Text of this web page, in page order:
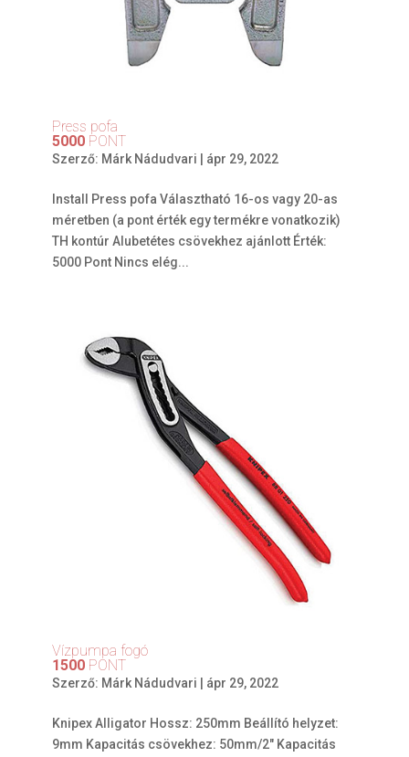
Press pofa
5000PONT
Szerző: Márk Nádudvari ápr 29, 2022
Install Press pofa Választható 16-os vagy 20-as
méretben (a pont érték egy termékre vonatkozik)
TH kontúr Alubetétes csövekhez ajánlott Érték:
5000 Pont Nincs elég...
Vízpumpa fogó
1500PONT
Szerző: Márk Nádudvari ápr 29, 2022
Knipex Alligator Hossz: 250mm Beállító helyzet:
9mm Kapacitás csövekhez: 50mm/2″ Kapacitás